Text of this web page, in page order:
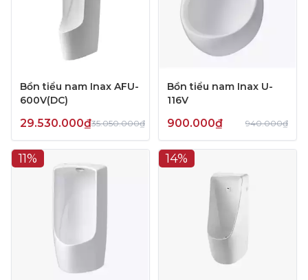
Bồn tiểu nam Inax AFU-
600V(DC)
29.530.000₫35.050.000₫
Bồn tiểu nam Inax U-
116V
900.000₫ 940.000₫
11% 14%